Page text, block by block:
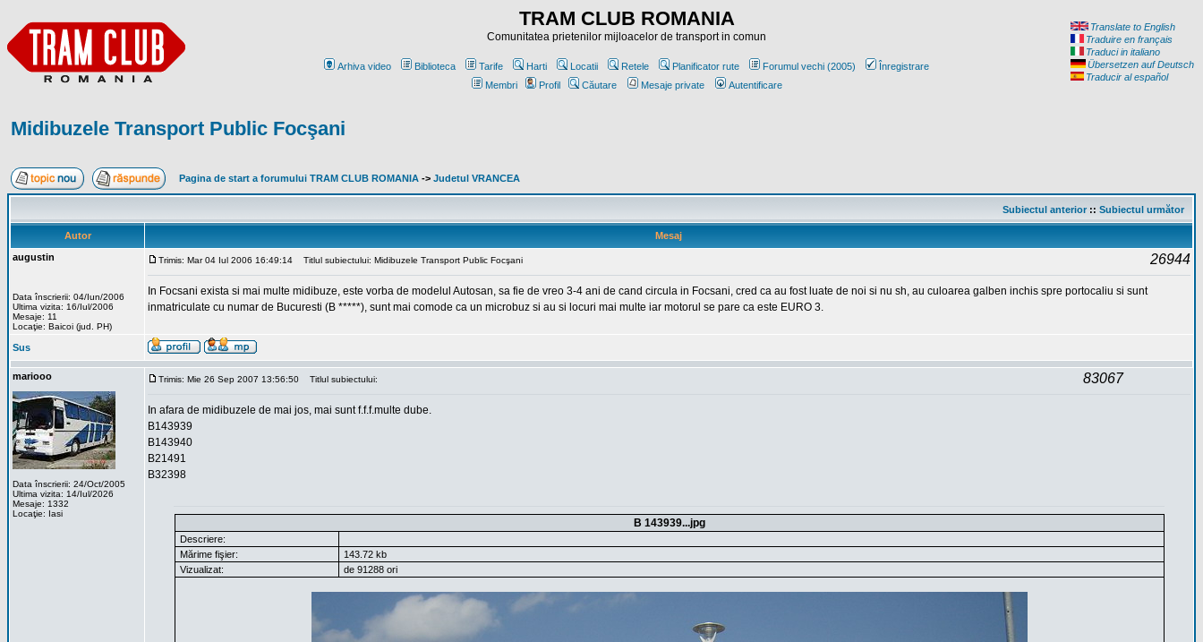
TRAM CLUB ROMANIA
Comunitatea prietenilor mijloacelor de transport in comun
Arhiva video Biblioteca Tarife Harti Locatii Retele Planificator rute Forumul vechi (2005)
Înregistrare
Membri
Profil Căutare Mesaje private Autentificare
Translate to English
Traduire en français
Traduci in italiano
Übersetzen auf Deutsch
Traducir al español
Midibuzele Transport Public Focşani
Pagina de start a forumului TRAM CLUB ROMANIA -> Judetul VRANCEA
Subiectul anterior:: Subiectul următor
Autor
Mesaj
augustin
Data înscrierii: 04/Iun/2006
Ultima vizita: 16/Iul/2006
Mesaje: 11
Locaţie: Baicoi (jud. PH)
Trimis: Mar 04 Iul 2006 16:49:14 Titlul subiectului: Midibuzele Transport Public Focşani 26944
In Focsani exista si mai multe midibuze, este vorba de modelul Autosan, sa fie de vreo 3-4 ani de cand circula in Focsani, cred ca au fost luate de noi si nu sh, au culoarea galben inchis spre portocaliu si sunt
inmatriculate cu numar de Bucuresti (B *****), sunt mai comode ca un microbuz si au si locuri mai multe iar motorul se pare ca este EURO 3.
Sus
mariooo
Data înscrierii: 24/Oct/2005
Ultima vizita: 14/Iul/2026
Mesaje: 1332
Locaţie: Iasi
Trimis: Mie 26 Sep 2007 13:56:50 Titlul subiectului: 83067
In afara de midibuzele de mai jos, mai sunt f.f.f.multe dube.
B143939
B143940
B21491
B32398
B 143939...jpg
Descriere:
Mărime fişier:
143.72 kb
Vizualizat:
de 91288 ori